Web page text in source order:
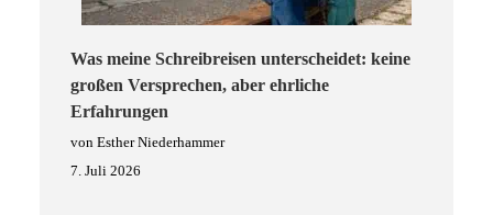
Was meine Schreibreisen unterscheidet: keine
großen Versprechen, aber ehrliche
Erfahrungen
von Esther Niederhammer
7. Juli 2026